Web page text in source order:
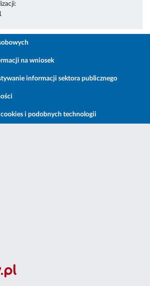
na wniosek
informacji sektora publicznego
i podobnych technologii